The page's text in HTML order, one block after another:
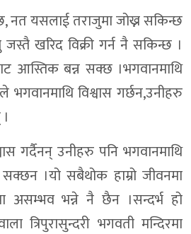
यसलाई तराजुमा जोख्न सकिन्छ
खरिद विक्री गर्न नै सकिन्छ ।
आस्तिक बन्न सक्छ ।भगवानमाथि
विश्वास गर्छन,उनीहरु
गर्दैनन् उनीहरु पनि भगवानमाथि
सक्छन ।यो सबैथोक हाम्रो जीवनमा
असम्भव भन्ने नै छैन ।सन्दर्भ हो
त्रिपुरासुन्दरी भगवती मन्दिरमा